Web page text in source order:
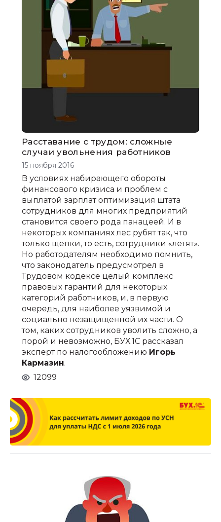
Расставание с трудом: сложные
случаи увольнения работников
15 ноября 2016
В условиях набирающего обороты
финансового кризиса и проблем с
выплатой зарплат оптимизация штата
сотрудников для многих предприятий
становится своего рода панацеей. И в
некоторых компаниях лес рубят так, что
только щепки, то есть, сотрудники «летят».
Но работодателям необходимо помнить,
что законодатель предусмотрел в
Трудовом кодексе целый комплекс
правовых гарантий для некоторых
категорий работников, и, в первую
очередь, для наиболее уязвимой и
социально незащищенной их части. О
том, каких сотрудников уволить сложно, а
порой и невозможно, БУХ.1С рассказал
эксперт по налогообложению Игорь
Кармазин.
12099